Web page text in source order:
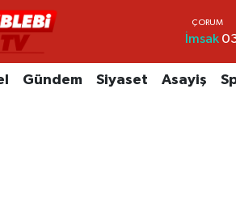
İmsak
Gündem Siyaset Asayiş